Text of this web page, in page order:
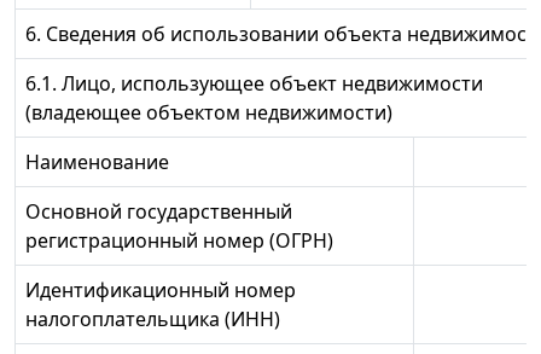
6. Сведения об использовании объекта
6.1. Лицо, использующее объект недвижимости
(владеющее объектом недвижимости)
Наименование
Основной государственный
регистрационный номер (ОГРН)
Идентификационный номер
налогоплательщика (ИНН)